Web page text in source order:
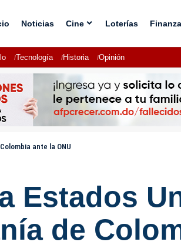
Noticias Cine Loterías
Tecnología Historia Opinión
ante la ONU
Estados
de